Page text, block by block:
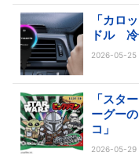
「カロ
ドル 冷
2026-05-25
「スタ
ーグー
コ」
2026-05-29